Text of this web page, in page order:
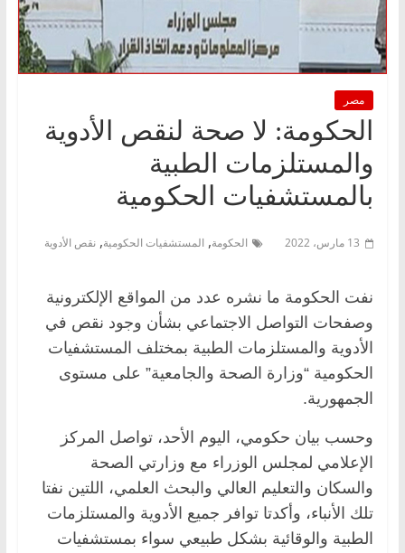
مصر
الحكومة: لا صحة لنقص الأدوية
والمستلزمات الطبية
بالمستشفيات الحكومية
13 مارس، 2022 الحكومة, المستشفيات الحكومية, نقص الأدوية
نفت الحكومة ما نشره عدد من المواقع الإلكترونية
وصفحات التواصل الاجتماعي بشأن وجود نقص في
الأدوية والمستلزمات الطبية بمختلف المستشفيات
الحكومية “وزارة الصحة والجامعية” على مستوى
الجمهورية.
وحسب بيان حكومي، اليوم الأحد، تواصل المركز
الإعلامي لمجلس الوزراء مع وزارتي الصحة
والسكان والتعليم العالي والبحث العلمي، اللتين نفتا
تلك الأنباء، وأكدتا توافر جميع الأدوية والمستلزمات
الطبية والوقائية بشكل طبيعي سواء بمستشفيات